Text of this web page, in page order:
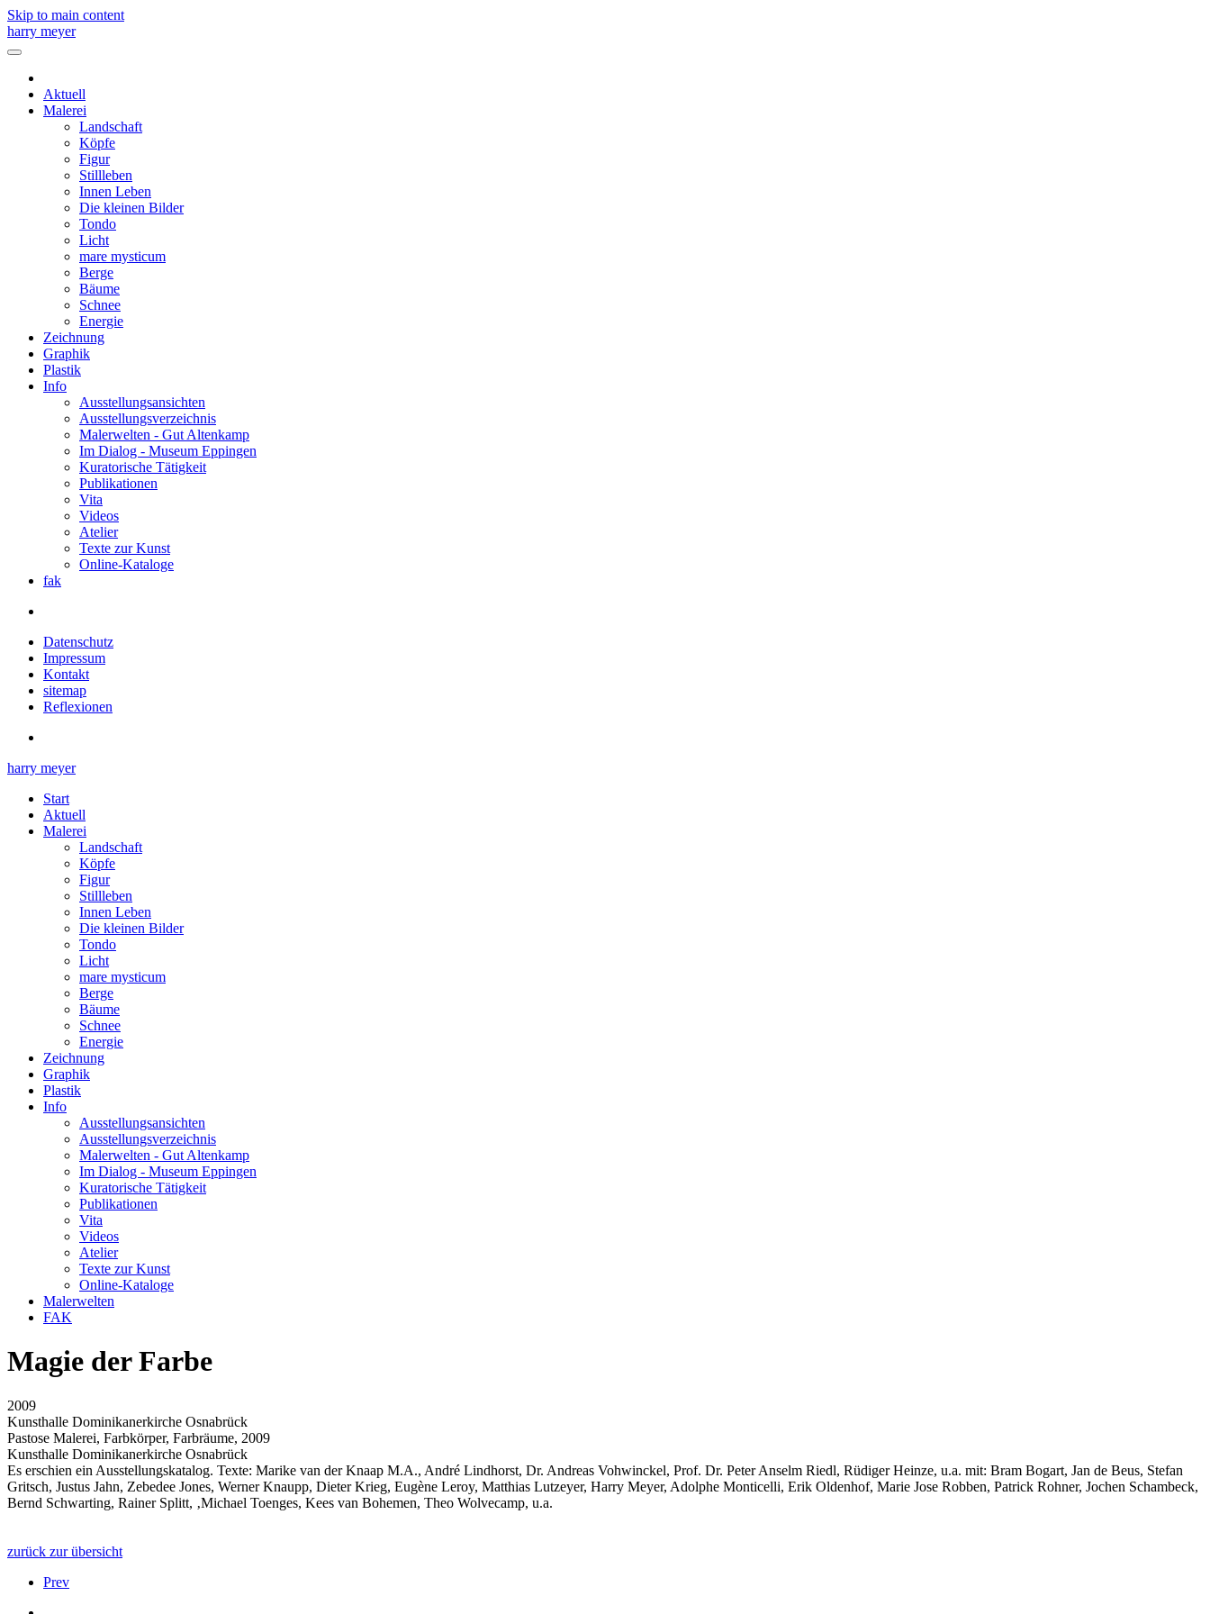
Skip to main content
harry meyer
Aktuell
Malerei
Landschaft
Köpfe
Figur
Stillleben
Innen Leben
Die kleinen Bilder
Tondo
Licht
mare mysticum
Berge
Bäume
Schnee
Energie
Zeichnung
Graphik
Plastik
Info
Ausstellungsansichten
Ausstellungsverzeichnis
Malerwelten - Gut Altenkamp
Im Dialog - Museum Eppingen
Kuratorische Tätigkeit
Publikationen
Vita
Videos
Atelier
Texte zur Kunst
Online-Kataloge
fak
Datenschutz
Impressum
Kontakt
sitemap
Reflexionen
harry meyer
Start
Aktuell
Malerei
Landschaft
Köpfe
Figur
Stillleben
Innen Leben
Die kleinen Bilder
Tondo
Licht
mare mysticum
Berge
Bäume
Schnee
Energie
Zeichnung
Graphik
Plastik
Info
Ausstellungsansichten
Ausstellungsverzeichnis
Malerwelten - Gut Altenkamp
Im Dialog - Museum Eppingen
Kuratorische Tätigkeit
Publikationen
Vita
Videos
Atelier
Texte zur Kunst
Online-Kataloge
Malerwelten
FAK
Magie der Farbe
2009
Kunsthalle Dominikanerkirche Osnabrück
Pastose Malerei, Farbkörper, Farbräume, 2009
Kunsthalle Dominikanerkirche Osnabrück
Es erschien ein Ausstellungskatalog. Texte: Marike van der Knaap M.A., André Lindhorst, Dr. Andreas Vohwinckel, Prof. Dr. Peter Anselm Riedl, Rüdiger Heinze, u.a. mit: Bram Bogart, Jan de Beus, Stefan
Gritsch, Justus Jahn, Zebedee Jones, Werner Knaupp, Dieter Krieg, Eugène Leroy, Matthias Lutzeyer, Harry Meyer, Adolphe Monticelli, Erik Oldenhof, Marie Jose Robben, Patrick Rohner, Jochen Schambeck,
Bernd Schwarting, Rainer Splitt, ‚Michael Toenges, Kees van Bohemen, Theo Wolvecamp, u.a.
zurück zur übersicht
Prev